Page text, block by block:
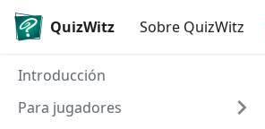
QuizWitz Sobre QuizWitz
Introducción
Para jugadores